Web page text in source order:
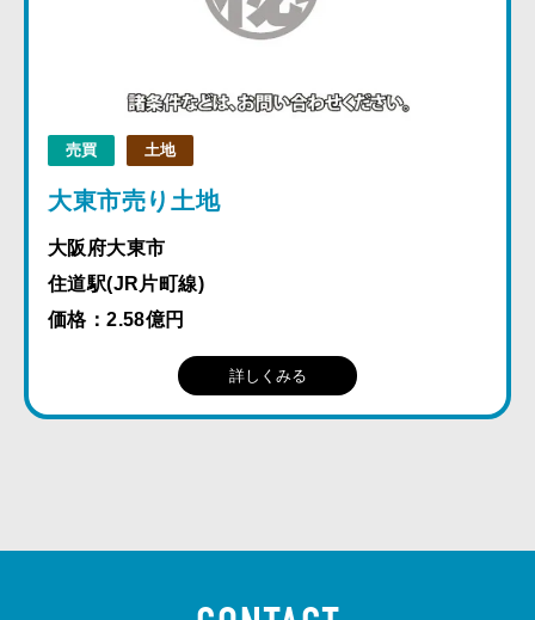
売買 土地
大東市売り土地
大阪府大東市
住道駅(JR片町線)
価格：2.58億円
詳しくみる